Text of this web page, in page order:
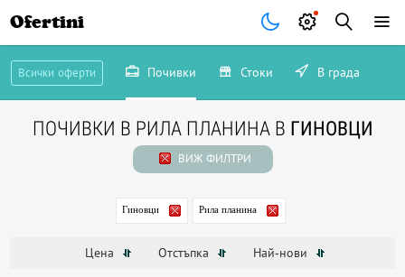
Ofertini
Всички оферти Почивки Стоки В града
ПОЧИВКИ В РИЛА ПЛАНИНА В ГИНОВЦИ
ВИЖ ФИЛТРИ
Гиновци Рила планина
Цена Отстъпка Най-нови